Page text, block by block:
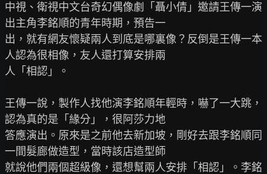
中視、衛視中文台奇幻偶像劇「聶小倩」邀請王傳一演
出主角李銘順的青年時期，預告一
出，就有網友懷疑兩人到底是哪裏像？反倒是王傳一本
人認為很相像，友人還打算安排兩
人「相認」。
王傳一說，製作人找他演李銘順年輕時，嚇了一大跳，
認為真的是「緣分」，很阿莎力地
答應演出。原來是之前他去新加坡，剛好去跟李銘順同
一間髮廊做造型，當時該店造型師
就說他們兩個超級像，還想幫兩人安排「相認」。李銘